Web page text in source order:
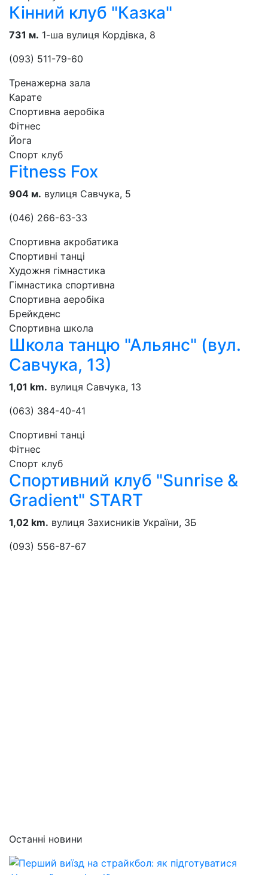
Кінний клуб "Казка"
731 м. 1-ша вулиця Кордівка, 8
(093) 511-79-60
Тренажерна зала
Карате
Спортивна аеробіка
Фітнес
Йога
Спорт клуб
Fitness Fox
904 м. вулиця Савчука, 5
(046) 266-63-33
Спортивна акробатика
Спортивні танці
Художня гімнастика
Гімнастика спортивна
Спортивна аеробіка
Брейкденс
Спортивна школа
Школа танцю "Альянс" (вул.
Савчука, 13)
1,01 km. вулиця Cавчука, 13
(063) 384-40-41
Спортивні танці
Фітнес
Спорт клуб
Спортивний клуб "Sunrise &
Gradient" START
1,02 km. вулиця Захисників України, 3Б
(093) 556-87-67
Останні новини